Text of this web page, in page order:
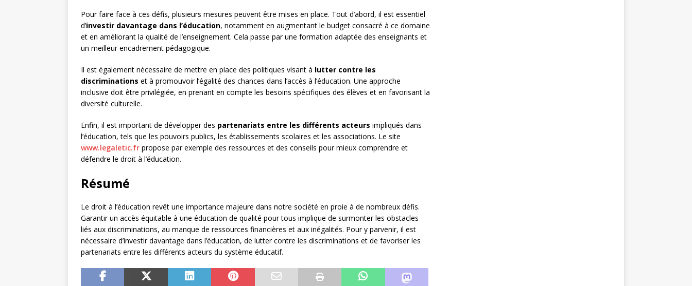
Pour faire face à ces défis, plusieurs mesures peuvent être mises en place. Tout d’abord, il est essentiel
d’investir davantage dans l’éducation, notamment en augmentant le budget consacré à ce domaine
et en améliorant la qualité de l’enseignement. Cela passe par une formation adaptée des enseignants et
un meilleur encadrement pédagogique.
Il est également nécessaire de mettre en place des politiques visant à lutter contre les
discriminations et à promouvoir l’égalité des chances dans l’accès à l’éducation. Une approche
inclusive doit être privilégiée, en prenant en compte les besoins spécifiques des élèves et en favorisant la
diversité culturelle.
Enfin, il est important de développer des partenariats entre les différents acteurs impliqués dans
l’éducation, tels que les pouvoirs publics, les établissements scolaires et les associations. Le site
www.legaletic.fr propose par exemple des ressources et des conseils pour mieux comprendre et
défendre le droit à l’éducation.
Résumé
Le droit à l’éducation revêt une importance majeure dans notre société en proie à de nombreux défis.
Garantir un accès équitable à une éducation de qualité pour tous implique de surmonter les obstacles
liés aux discriminations, au manque de ressources financières et aux inégalités. Pour y parvenir, il est
nécessaire d’investir davantage dans l’éducation, de lutter contre les discriminations et de favoriser les
partenariats entre les différents acteurs du système éducatif.